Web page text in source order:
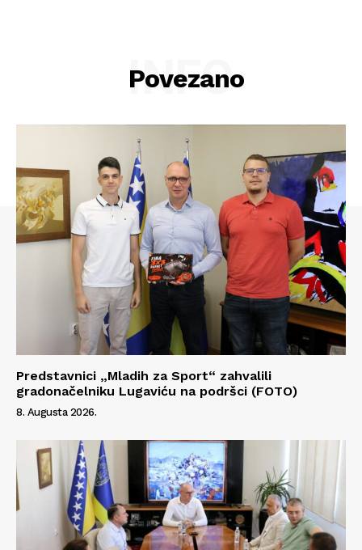
Povezano
INFO
Predstavnici „Mladih za Sport“ zahvalili
gradonačelniku Lugaviću na podršci (FOTO)
8. Augusta 2026.